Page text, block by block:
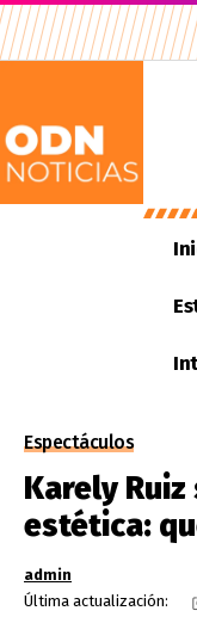
Espectáculos
Karely
estética:
Última actualización:
admin